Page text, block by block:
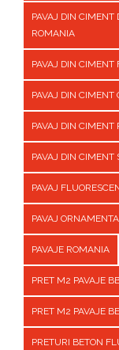
PAVAJ DIN CIMENT
ROMANIA
PAVAJ DIN CIMENT
PAVAJ DIN
PAVAJ DIN CIMENT
PAVAJ DIN CIMENT
PAVAJ
PAVAJ
PAVAJE ROMANIA
PRET M2 PAVAJE
PRET M2 PAVAJE
PRETURI BETON